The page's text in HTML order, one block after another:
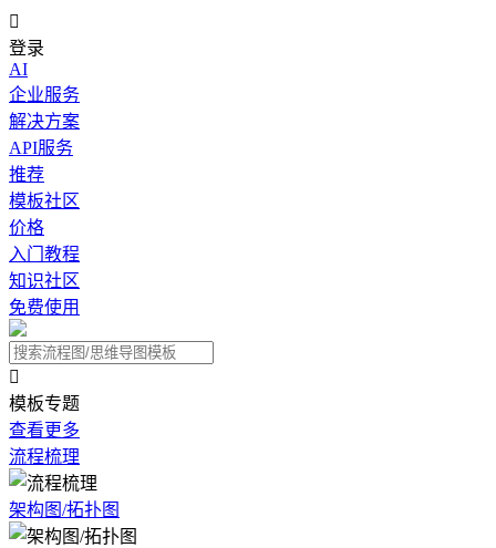

登录
AI
企业服务
解决方案
API服务
推荐
模板社区
价格
入门教程
知识社区
免费使用

模板专题
查看更多
流程梳理
架构图/拓扑图